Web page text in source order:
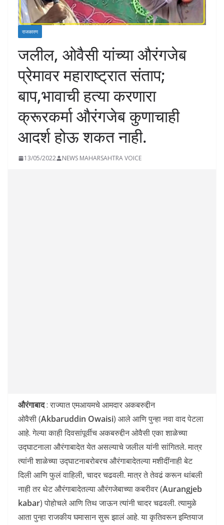
राजकारण
जलील, ओवैसी यांच्या औरंगजेब
प्रेमावर महाराष्ट्रात संताप;
बाप,भावाची हत्या करणारा
क्रूरकर्मा औरंगजेब कुणाचाही
आदर्श होऊ शकत नाही.
13/05/2022 NEWS MAHARSAHTRA VOICE
औरंगाबाद: राज्यात एमआयमचे आमदार अकबरुद्दीन
ओवैसी (Akbaruddin Owaisi) आले आणि पुन्हा नवा वाद पेटला
आहे. गेल्या काही दिवसांपूर्वीच अकबरुद्दीन ओवैसी एका शाळेच्या
उद्घाटनाला औरंगाबादेत येत असल्याचे जलील यांनी सांगितले. मात्र
त्यांनी शाळेच्या उद्घाटनाबरोबरच औरंगाबादेतल्या मशीदींनाही बेट
दिली आणि फुलं वाहिली, चादर चढवली. मात्र ते तेवढं करून थांबली
नाही तर थेट औरंगाबादेतल्या औरंगजेबाच्या कबरीवर (Aurangjeb
kabar) पोहोचले आणि तिथ जाऊन त्यांनी चादर चढवली. त्यामुळे
आता पुन्हा राजकीय घमासान सुरू झालं आहे. या कृतिवरून इम्तियाज